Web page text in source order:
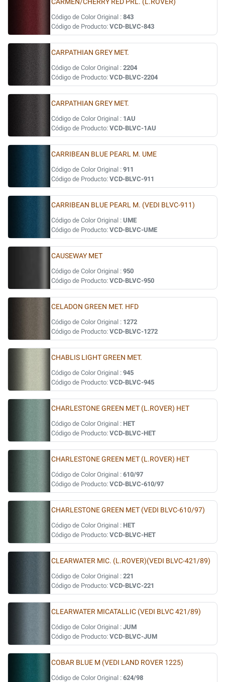
CARMEN/CHERRY RED PRL. (L.ROVER)
Código de Color Original : 843
Código de Producto: VCD-BLVC-843
CARPATHIAN GREY MET.
Código de Color Original : 2204
Código de Producto: VCD-BLVC-2204
CARPATHIAN GREY MET.
Código de Color Original : 1AU
Código de Producto: VCD-BLVC-1AU
CARRIBEAN BLUE PEARL M. UME
Código de Color Original : 911
Código de Producto: VCD-BLVC-911
CARRIBEAN BLUE PEARL M. (VEDI BLVC-911)
Código de Color Original : UME
Código de Producto: VCD-BLVC-UME
CAUSEWAY MET
Código de Color Original : 950
Código de Producto: VCD-BLVC-950
CELADON GREEN MET. HFD
Código de Color Original : 1272
Código de Producto: VCD-BLVC-1272
CHABLIS LIGHT GREEN MET.
Código de Color Original : 945
Código de Producto: VCD-BLVC-945
CHARLESTONE GREEN MET (L.ROVER) HET
Código de Color Original : HET
Código de Producto: VCD-BLVC-HET
CHARLESTONE GREEN MET (L.ROVER) HET
Código de Color Original : 610/97
Código de Producto: VCD-BLVC-610/97
CHARLESTONE GREEN MET (VEDI BLVC-610/97)
Código de Color Original : HET
Código de Producto: VCD-BLVC-HET
CLEARWATER MIC. (L.ROVER)(VEDI BLVC-421/89)
Código de Color Original : 221
Código de Producto: VCD-BLVC-221
CLEARWATER MICATALLIC (VEDI BLVC 421/89)
Código de Color Original : JUM
Código de Producto: VCD-BLVC-JUM
COBAR BLUE M (VEDI LAND ROVER 1225)
Código de Color Original : 624/98